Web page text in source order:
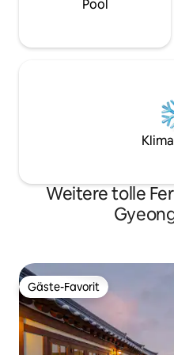
des Lehmdorfes ist das
werden unser Bestes geben,
die hierher kommen, ein
Pool
Weitere tolle
Gäste-Favorit
Gäste-Favorit